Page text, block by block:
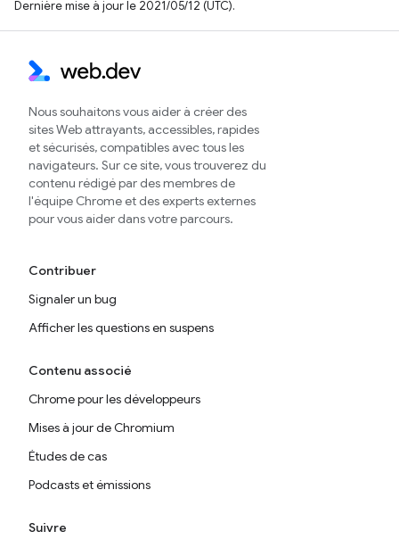
Dernière mise à jour le 2021/05/12 (UTC).
Nous souhaitons vous aider à créer des
sites Web attrayants, accessibles, rapides
et sécurisés, compatibles avec tous les
navigateurs. Sur ce site, vous trouverez du
contenu rédigé par des membres de
l'équipe Chrome et des experts externes
pour vous aider dans votre parcours.
Contribuer
Signaler un bug
Afficher les questions en suspens
Contenu associé
Chrome pour les développeurs
Mises à jour de Chromium
Études de cas
Podcasts et émissions
Suivre